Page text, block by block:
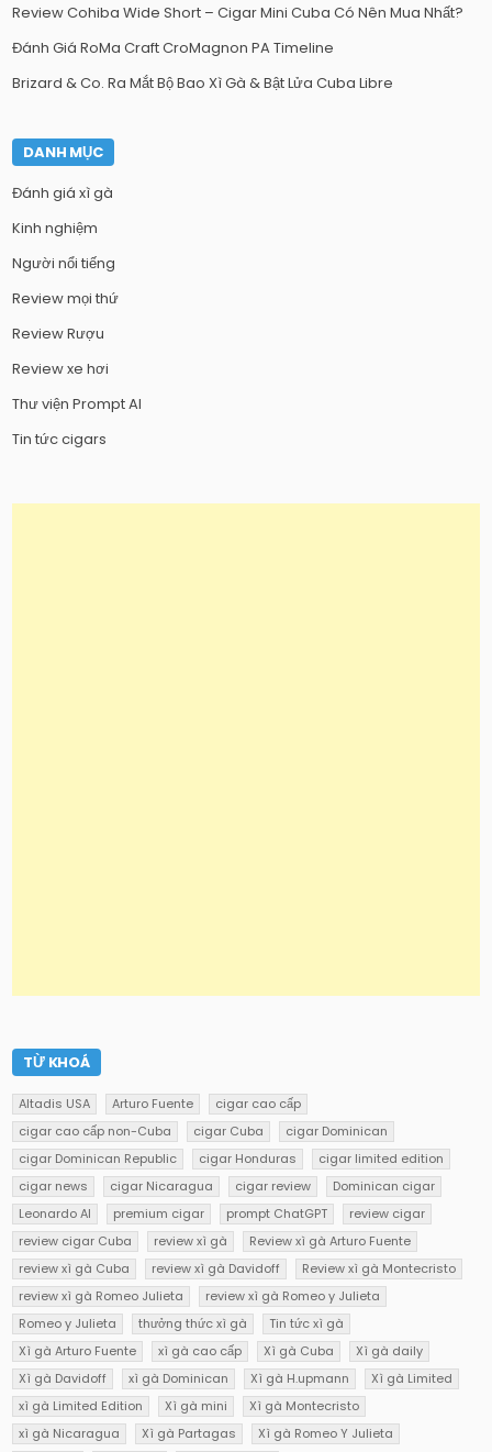
Review Cohiba Wide Short – Cigar Mini Cuba Có Nên Mua Nhất?
Đánh Giá RoMa Craft CroMagnon PA Timeline
Brizard & Co. Ra Mắt Bộ Bao Xì Gà & Bật Lửa Cuba Libre
DANH MỤC
Đánh giá xì gà
Kinh nghiệm
Người nổi tiếng
Review mọi thứ
Review Rượu
Review xe hơi
Thư viện Prompt AI
Tin tức cigars
TỪ KHOÁ
Altadis USA Arturo Fuente
cigar cao cấp
cigar cao cấp non-Cuba
cigar Cuba
cigar Dominican
cigar Dominican Republic
cigar Honduras
cigar limited edition
cigar news
cigar Nicaragua cigar review
Dominican cigar
Leonardo AI
premium cigar prompt ChatGPT
review cigar
review cigar Cuba
review xì gà
Review xì gà Arturo Fuente
review xì gà Cuba
review xì gà Davidoff
Review xì gà Montecristo
review xì gà Romeo Julieta
review xì gà Romeo y Julieta
Romeo y Julieta
thưởng thức xì gà
Tin tức xì gà
Xì gà Arturo Fuente
xì gà cao cấp Xì gà Cuba
Xì gà daily
Xì gà Davidoff
xì gà Dominican Xì gà H.upmann
Xì gà Limited
xì gà Limited Edition
Xì gà mini
Xì gà Montecristo
xì gà Nicaragua
Xì gà Partagas
Xì gà Romeo Y Julieta